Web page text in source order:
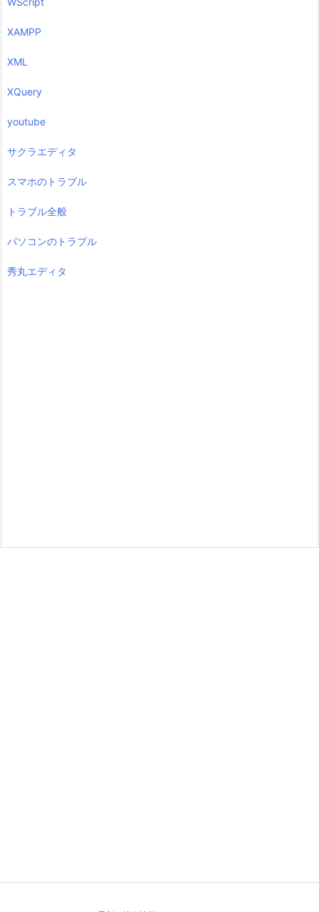
XAMPP
XML
XQuery
youtube
サクラエディタ
スマホのトラブル
トラブル全般
パソコンのトラブル
秀丸エディタ